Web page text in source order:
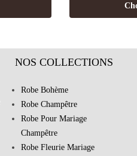
NOS COLLECTIONS
Robe Bohème
Robe Champêtre
Robe Pour Mariage
Champêtre
Robe Fleurie Mariage